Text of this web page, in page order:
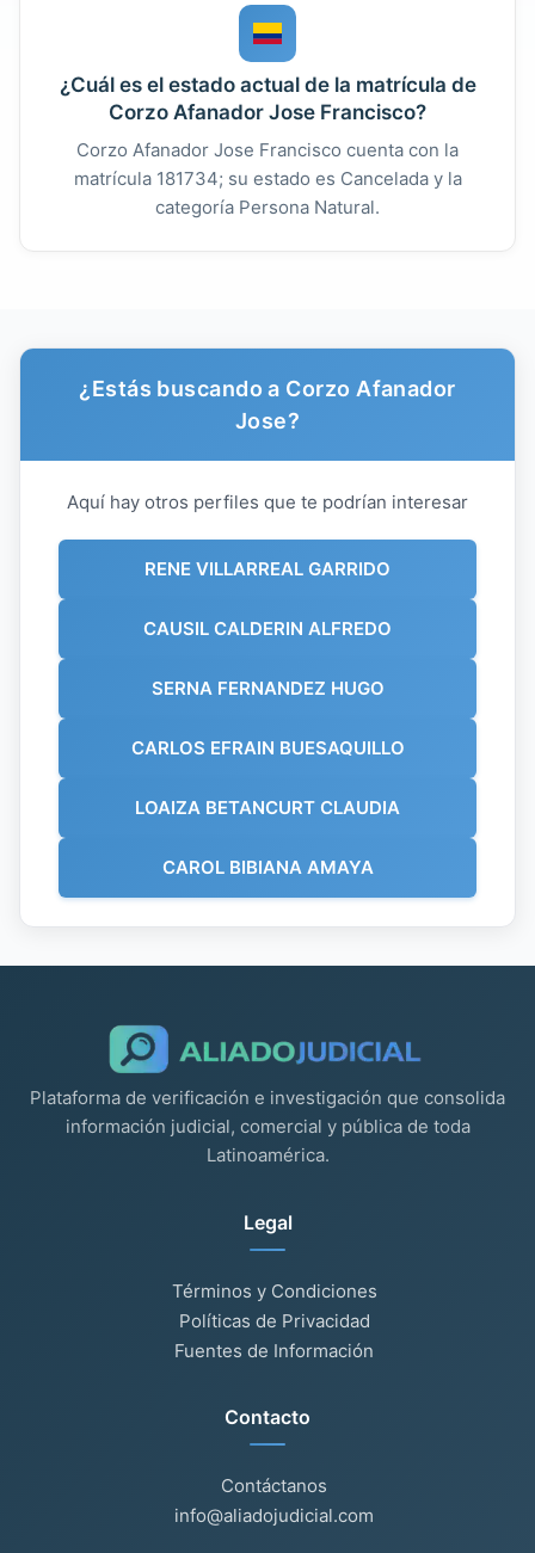
¿Cuál es el estado actual de la matrícula de
Corzo Afanador Jose Francisco?
Corzo Afanador Jose Francisco cuenta con la
matrícula 181734; su estado es Cancelada y la
categoría Persona Natural.
¿Estás buscando a Corzo Afanador
Jose?
Aquí hay otros perfiles que te podrían interesar
RENE VILLARREAL GARRIDO
CAUSIL CALDERIN ALFREDO
SERNA FERNANDEZ HUGO
CARLOS EFRAIN BUESAQUILLO
LOAIZA BETANCURT CLAUDIA
CAROL BIBIANA AMAYA
Plataforma de verificación e investigación que consolida
información judicial, comercial y pública de toda
Latinoamérica.
Legal
Términos y Condiciones
Políticas de Privacidad
Fuentes de Información
Contacto
Contáctanos
info@aliadojudicial.com